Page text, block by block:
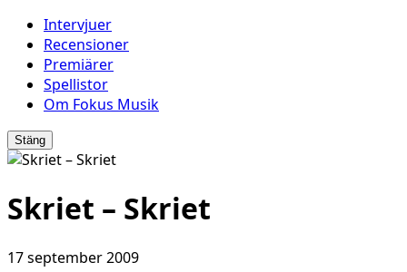
Intervjuer
Recensioner
Premiärer
Spellistor
Om Fokus Musik
Stäng
Skriet – Skriet
17 september 2009